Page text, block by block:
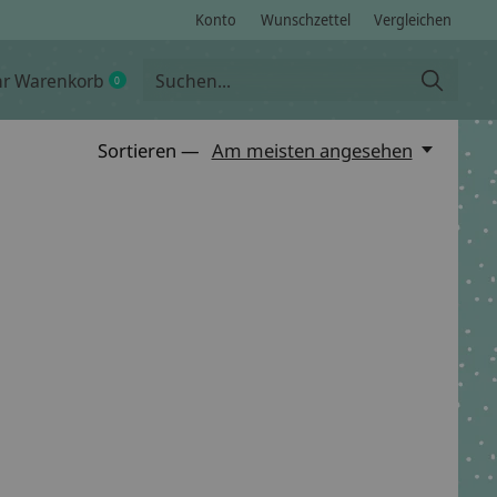
Konto Wunschzettel Vergleichen
Warenkorb 0items
Sortieren — Am meisten angesehen